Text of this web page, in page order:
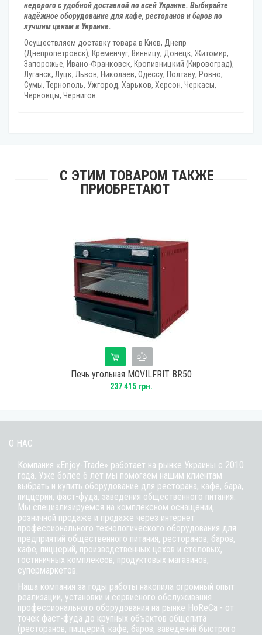
недорого с удобной доставкой по всей Украине. Выбирайте
надёжное оборудование для кафе, ресторанов и баров по
лучшим ценам в Украине.
Осуществляем доставку товара в Киев, Днепр
(Днепропетровск), Кременчуг, Винницу, Донецк‎, Житомир,
Запорожье, Ивано-Франковск, Кропивницкий‎ (Кировоград),
Луганск, Луцк, Львов, Николаев, Одессу, Полтаву, Ровно,
Сумы, Тернополь, Ужгород‎, Харьков, Херсон‎, Черкасы,
Черновцы, Чернигов.
С ЭТИМ ТОВАРОМ ТАКЖЕ
ПРИОБРЕТАЮТ
Печь угольная MOVILFRIT BR50
237 415 грн.
О НАС
Компания «Enjoy-Trade» работает на рынке Украины с 2010
года. Уже более 6 лет мы помогаем нашим клиентам
выбрать и купить оборудование для ресторана, кафе, бара,
пиццерии, фаст-фуда, заведения общественного питания.
Мы специализируемся на комплексном оснащении,
розничной продаже и продаже через интернет
профессионального технологического оборудования для
предприятий общественного питания, ресторанов, баров,
кафе, пиццерий, производственных цехов и столовых,
гостиничных комплексов, продуктовых магазинов,
супермаркетов.
Наша компания за годы работы накопила огромный опыт
реализации, установки и сервисного обслуживания
профессионального оборудования на рынке HoReCa - от
точек фаст-фуда до крупных объектов общепита
(ресторанов, пиццерий, кафе, баров, заведений быстрого